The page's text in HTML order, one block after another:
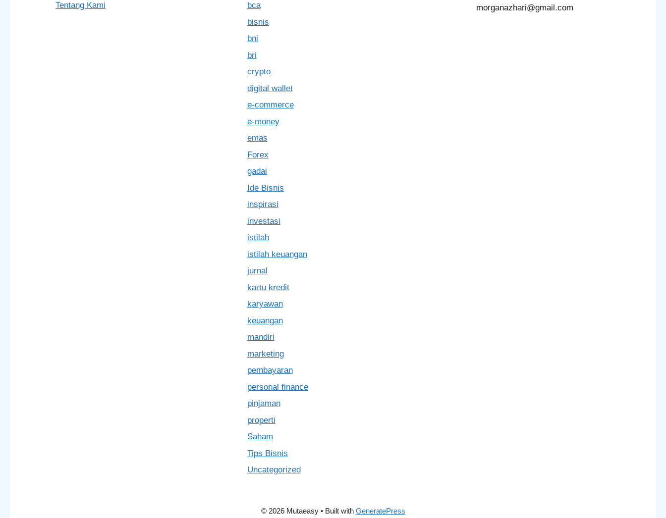
Tentang Kami
bca
bisnis
bni
bri
crypto
digital wallet
e-commerce
e-money
emas
Forex
gadai
Ide Bisnis
inspirasi
investasi
istilah
istilah keuangan
jurnal
kartu kredit
karyawan
keuangan
mandiri
marketing
pembayaran
personal finance
pinjaman
properti
Saham
Tips Bisnis
Uncategorized
morganazhari@gmail.com
© 2026 Mutaeasy• Built with GeneratePress